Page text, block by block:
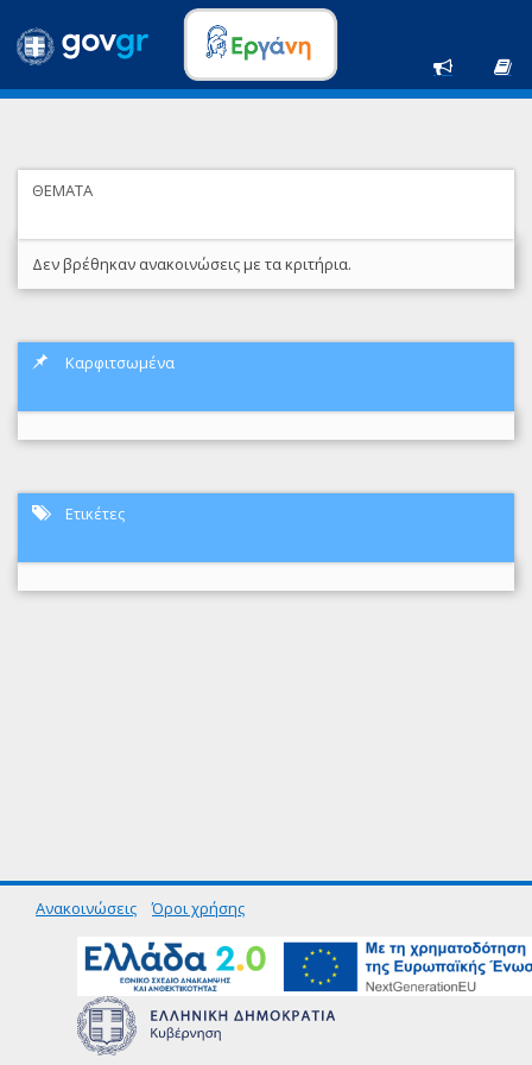
ΘΕΜΑΤΑ
Δεν βρέθηκαν ανακοινώσεις με τα κριτήρια.
Καρφιτσωμένα
Ετικέτες
Ανακοινώσεις Όροι χρήσης